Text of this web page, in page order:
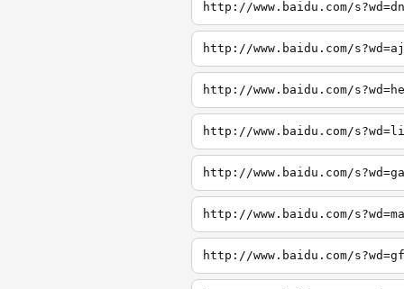
http://www.baidu.com/s?wd=dn
http://www.baidu.com/s?wd=aj
http://www.baidu.com/
http://www.baidu.com/
http://www.baidu.com/
http://www.baidu.com/
http://www.baidu.com/